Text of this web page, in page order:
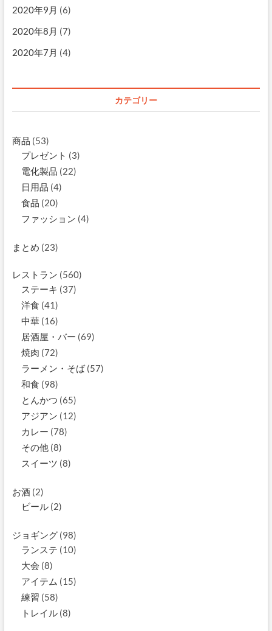
2020年9月 (6)
2020年8月 (7)
2020年7月 (4)
カテゴリー
商品 (53)
プレゼント (3)
電化製品 (22)
日用品 (4)
食品 (20)
ファッション (4)
まとめ (23)
レストラン (560)
ステーキ (37)
洋食 (41)
中華(16)
居酒屋・バー (69)
焼肉 (72)
ラーメン・そば(57)
和食 (98)
とんかつ (65)
アジアン (12)
カレー (78)
その他 (8)
スイーツ (8)
お酒(2)
ビール(2)
ジョギング(98)
ランステ (10)
大会 (8)
アイテム (15)
練習 (58)
トレイル(8)